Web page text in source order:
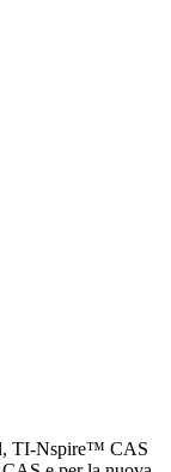
TI-Nspire™ CAS